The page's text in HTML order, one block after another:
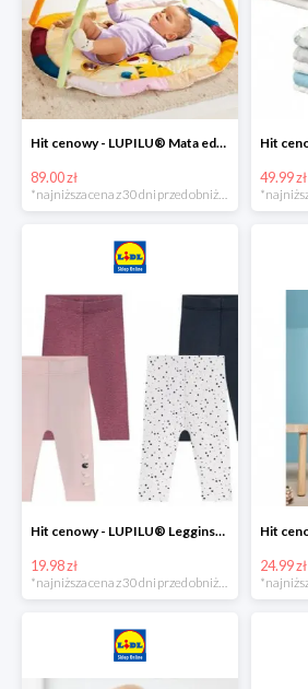
Hit cenowy - LUPILU® Mata edukacyjna dla niemowląt, 1 sztuka
89.00 zł
*najniższa cena z 30 dni przed obniżką
49.99 zł
Hit cenowy - LUPILU® Legginsy niemowlęce z biobawełną, 2 pary
19.98 zł 24.99 zł